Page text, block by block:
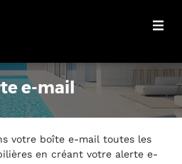
e-mail
votre boîte e-mail toutes les
en créant votre alerte e-